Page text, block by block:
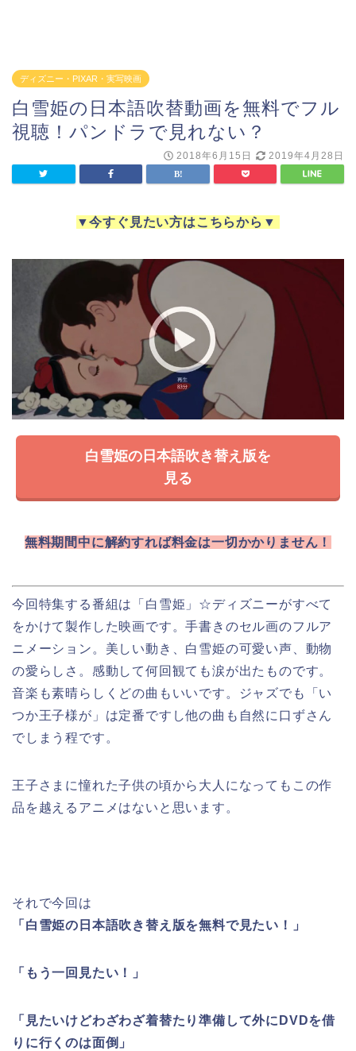
ディズニー・PIXAR・実写映画
白雪姫の日本語吹替動画を無料でフル
視聴！パンドラで見れない？
2018年6月15日 2019年4月28日
▼今すぐ見たい方はこちらから ▼
白雪姫の日本語吹き替え版を
見る
無料期間中に解約すれば料金は一切かかりません！
今回特集する番組は「白雪姫」 ☆ディズニーがすべて
をかけて製作した映画です。手書きのセル画のフルア
ニメーション。美しい動き、白雪姫の可愛い声、動物
の愛らしさ。感動して何回観ても涙が出たものです。
音楽も素晴らしくどの曲もいいです。ジャズでも「い
つか王子様が」は定番ですし他の曲も自然に口ずさん
でしまう程です。
王子さまに憧れた子供の頃から大人になってもこの作
品を越えるアニメはないと思います。
それで今回は
「白雪姫の日本語吹き替え版を無料で見たい！」
「もう一回見たい！」
「見たいけどわざわざ着替たり準備して外にDVDを借
りに行くのは面倒」